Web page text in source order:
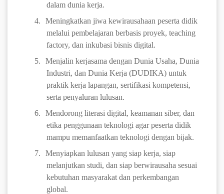
dalam dunia kerja.
4.
Meningkatkan jiwa kewirausahaan peserta didik
melalui pembelajaran berbasis proyek, teaching
factory, dan inkubasi bisnis digital.
5.
Menjalin kerjasama dengan Dunia Usaha, Dunia
Industri, dan Dunia Kerja (DUDIKA) untuk
praktik kerja lapangan, sertifikasi kompetensi,
serta penyaluran lulusan.
6.
Mendorong literasi digital, keamanan siber, dan
etika penggunaan teknologi agar peserta didik
mampu memanfaatkan teknologi dengan bijak.
7.
Menyiapkan lulusan yang siap kerja, siap
melanjutkan studi, dan siap berwirausaha sesuai
kebutuhan masyarakat dan perkembangan
global.